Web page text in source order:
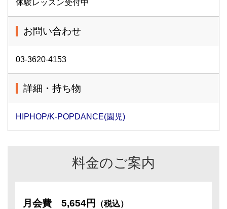
体験レッスン受付中
お問い合わせ
03-3620-4153
詳細・持ち物
HIPHOP/K-POPDANCE(園児)
料金のご案内
月会費 5,654円 （税込）